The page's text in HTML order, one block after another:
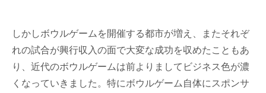
しかしボウルゲームを開催する都市が増え、またそれぞ
れの試合が興行収入の面で大変な成功を収めたこともあ
り、近代のボウルゲームは前よりましてビジネス色が濃
くなっていきました。特にボウルゲーム自体にスポンサ